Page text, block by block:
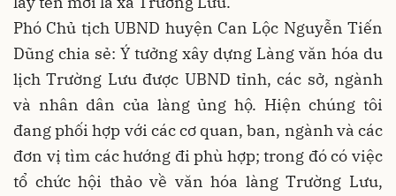
Phó Chủ tịch UBND huyện Can Lộc Nguyễn Tiến
Dũng chia sẻ: Ý tưởng xây dựng Làng văn hóa du
lịch Trường Lưu được UBND tỉnh, các sở, ngành
và nhân dân của làng ủng hộ. Hiện chúng tôi
đang phối hợp với các cơ quan, ban, ngành và các
đơn vị tìm các hướng đi phù hợp; trong đó có việc
tổ chức hội thảo về văn hóa làng Trường Lưu,